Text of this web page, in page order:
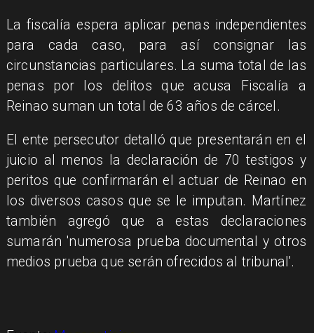
La fiscalía espera aplicar penas independientes
para cada caso, para así consignar las
circunstancias particulares. La suma total de las
penas por los delitos que acusa Fiscalía a
Reinao suman un total de 63 años de cárcel.
El ente persecutor detalló que presentarán en el
juicio al menos la declaración de 70 testigos y
peritos que confirmarán el actuar de Reinao en
los diversos casos que se le imputan. Martínez
también agregó que a estas declaraciones
sumarán 'numerosa prueba documental y otros
medios prueba que serán ofrecidos al tribunal'.